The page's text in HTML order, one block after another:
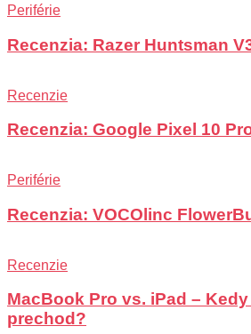
Periférie
Recenzia: Razer Huntsman
Recenzie
Recenzia: Google Pixel 10
Periférie
Recenzia: VOCOlinc
Recenzie
MacBook Pro vs. iPad –
prechod?